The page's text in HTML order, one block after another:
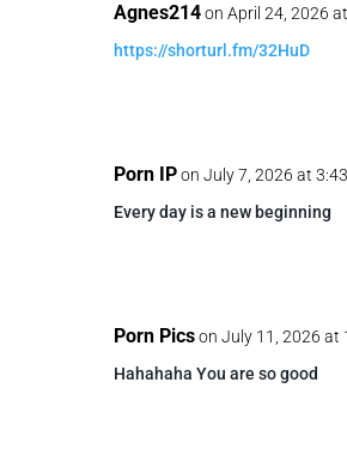
Agnes214 on April 24, 2026
https://shorturl.fm/32HuD
Porn IP on July 7, 2026 at
Every day is a new beginning
Porn Pics on July 11, 2026 at
Hahahaha You are so good